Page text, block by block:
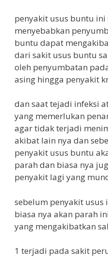
penyakit usus buntu ini
menyebabkan
buntu dapat
dari sakit usus buntu
oleh penyumbatan
asing hingga penyakit
dan saat tejadi infeksi
yang memerlukan
agar tidak terjadi
akibat lain nya dan
penyakit usus buntu
parah dan biasa nya
penyakit lagi yang
sebelum penyakit usus
biasa nya akan parah
yang mengakibatkan
1 terjadi pada sakit